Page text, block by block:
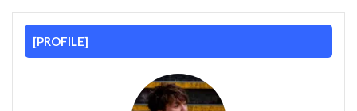
[PROFILE]